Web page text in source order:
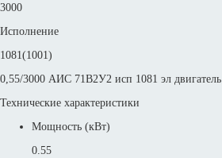
3000
Исполнение
1081(1001)
0,55/3000 АИС 71В2У2 исп 1081 эл двигатель
Технические характеристики
Мощность (кВт)
0.55